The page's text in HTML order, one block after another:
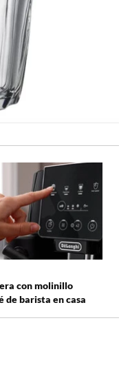
con molinillo
de barista en casa